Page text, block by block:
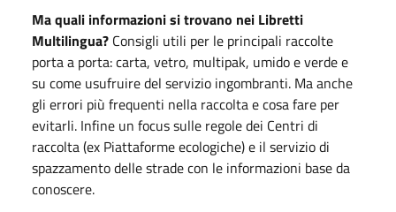
Ma quali informazioni si trovano nei Libretti
Multilingua? Consigli utili per le principali raccolte
porta a porta: carta, vetro, multipak, umido e verde e
su come usufruire del servizio ingombranti. Ma anche
gli errori più frequenti nella raccolta e cosa fare per
evitarli. Infine un focus sulle regole dei Centri di
raccolta (ex Piattaforme ecologiche) e il servizio di
spazzamento delle strade con le informazioni base da
conoscere.